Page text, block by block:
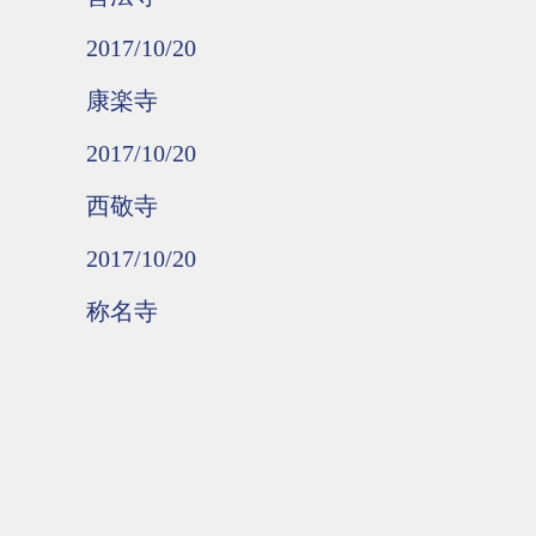
2017/10/20
康楽寺
2017/10/20
西敬寺
2017/10/20
称名寺